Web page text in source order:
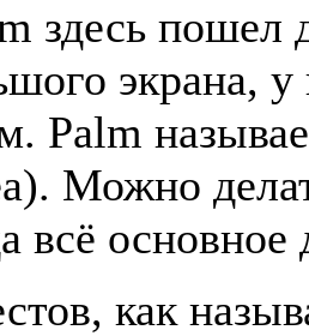
здесь пошел
экрана,
Palm
Можно
всё
как